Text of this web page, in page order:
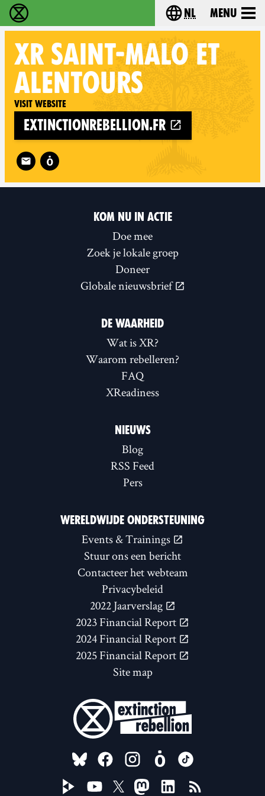
Extinction Rebellion - Home Choose your
nl Menu
XR SAINT-MALO ET
ALENTOURS
Visit website
extinctionrebellion.fr
Follow XR Saint-Malo et alentours on
KOM NU IN ACTIE
Doe mee
Zoek je lokale groep
Doneer
Globale nieuwsbrief
DE WAARHEID
Wat is XR?
Waarom rebelleren?
FAQ
XReadiness
NIEUWS
Blog
RSS Feed
Pers
WERELDWIJDE ONDERSTEUNING
Events & Trainings
Stuur ons een bericht
Contacteer het webteam
Privacybeleid
2022 Jaarverslag
2023 Financial Report
2024 Financial Report
2025 Financial Report
Site map
FOLLOW US ON